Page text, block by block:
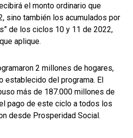
el monto ordinario que
sino también los acumulados por
de los ciclos 10 y 11 de 2022,
aplique.
2 millones de hogares,
establecido del programa. El
más de 187.000 millones de
pago de este ciclo a todos los
desde Prosperidad Social.